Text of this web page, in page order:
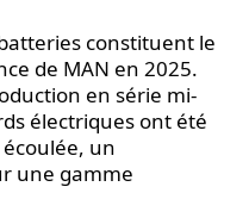
constituent le
de MAN en 2025.
en série mi-
électriques ont été
un
une gamme